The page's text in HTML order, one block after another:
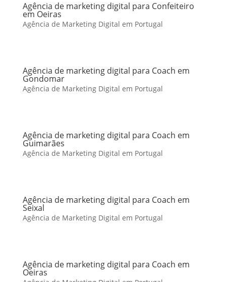
Agência de marketing digital para Confeiteiro
em Oeiras
Agência de Marketing Digital em Portugal
Agência de marketing digital para Coach em
Gondomar
Agência de Marketing Digital em Portugal
Agência de marketing digital para Coach em
Guimarães
Agência de Marketing Digital em Portugal
Agência de marketing digital para Coach em
Seixal
Agência de Marketing Digital em Portugal
Agência de marketing digital para Coach em
Oeiras